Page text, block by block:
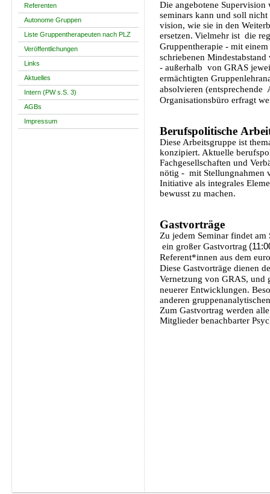
Referenten
Autonome Gruppen
Liste Gruppentherapeuten nach PLZ
Veröffentlichungen
Links
Aktuelles
Intern (PW s.S. 3)
AGBs
Impressum
Die angebotene
seminars kann und soll
vision, wie sie in den
ersetzen. Vielmehr ist die
Gruppentherapie - mit
schriebenen
- außerhalb von GRAS
ermächtigten
absolvieren (entsprechende
Organisationsbüro erfragt
Berufspolitische
Diese Arbeitsgruppe ist
konzipiert. Aktuelle
Fachgesellschaften und
nötig - mit Stellungnahmen
Initiative als integrales
bewusst zu machen.
Gastvorträge
Zu jedem Seminar findet
ein großer Gastvortrag
Referent*innen aus dem
Diese Gastvorträge dienen
Vernetzung von GRAS,
neuerer Entwicklungen.
anderen
Zum Gastvortrag werden
Mitglieder benachbarter